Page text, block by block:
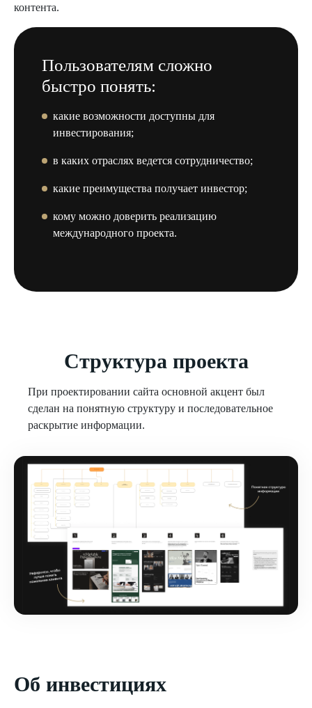
контента.
Пользователям сложно
быстро понять:
какие возможности доступны для
инвестирования;
в каких отраслях ведется сотрудничество;
какие преимущества получает инвестор;
кому можно доверить реализацию
международного проекта.
Структура проекта
При проектировании сайта основной акцент был
сделан на понятную структуру и последовательное
раскрытие информации.
Об инвестициях